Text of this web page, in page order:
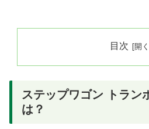
目次
ステップワゴン トラン
は？